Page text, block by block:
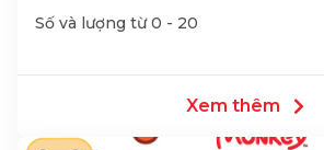
Số và lượng từ 0 - 20
Xem thêm